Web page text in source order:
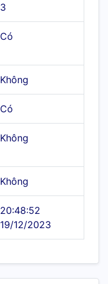
3
Có
Không
Có
Không
Không
20:48:52
19/12/2023